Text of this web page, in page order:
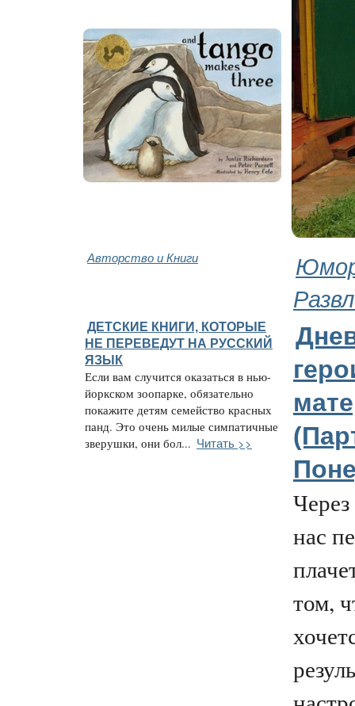
Авторство и Книги
ДЕТСКИЕ КНИГИ, КОТОРЫЕ
НЕ ПЕРЕВЕДУТ НА РУССКИЙ
ЯЗЫК
Если вам случится оказаться в нью-
йоркском зоопарке, обязательно
покажите детям семейство красных
панд. Это очень милые симпатичные
зверушки, они бол... Читать >>
нас
том,